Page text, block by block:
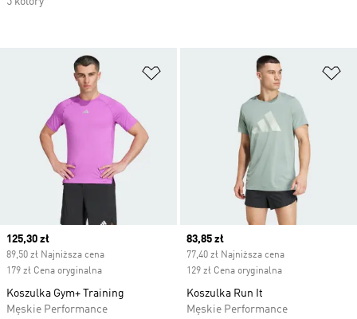
Dodaj do listy życzeń
Current price
125,30 zł
89,50 zł Najniższa cena
179 zł Cena oryginalna
Koszulka Gym+ Training
Męskie Performance
Current price
83,85 zł
77,40 zł Najniższa cena
129 zł Cena oryginalna
Koszulka Run It
Męskie Performance